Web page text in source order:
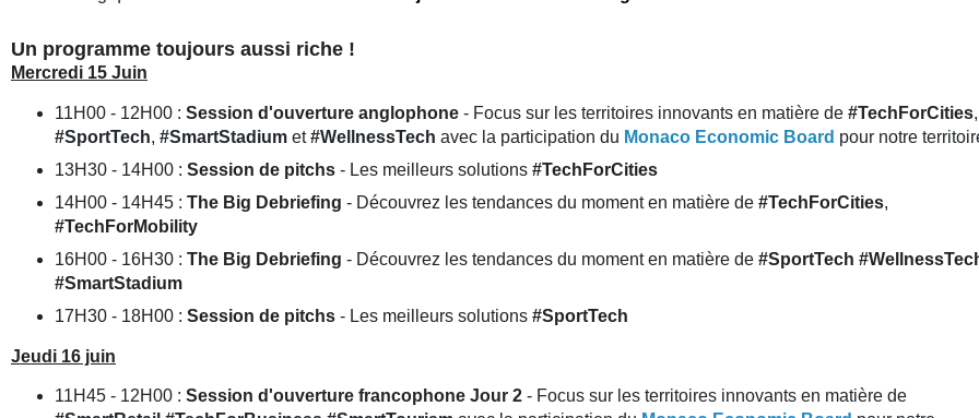
Un programme toujours aussi riche !
Mercredi 15 Juin
11H00 - 12H00 : Session d'ouverture anglophone- Focus sur les territoires innovants en matière de #TechForCities,
#SportTech, #SmartStadiumet#WellnessTech avec la participation du Monaco Economic Board pour notre
13H30 - 14H00 : Session de pitchs- Les meilleurs solutions #TechForCities
14H00 - 14H45 : The Big Debriefing - Découvrez les tendances du moment en matière de #TechForCities,
#TechForMobility
16H00 - 16H30 : The Big Debriefing - Découvrez les tendances du moment en matière de #SportTech
#SmartStadium
17H30 - 18H00 : Session de pitchs- Les meilleurs solutions #SportTech
Jeudi 16 juin
11H45 - 12H00 : Session d'ouverture francophone Jour 2- Focus sur les territoires innovants en matière de